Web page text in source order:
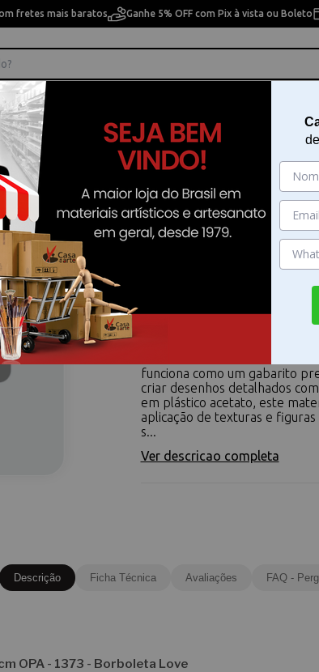
fretes mais baratos Ganhe 5% OFF com Pix à vista ou Boleto
Para Pintura 14x14 cm OPA - 1373 - Borboleta Love
Stencil Duplo De
14x14 cm OPA - 1373 -
Stencil Duplo De Acetato
funciona como um gabarito
criar desenhos detalhados
em plástico acetato, este
aplicação de texturas e
s...
Ver descricao completa
Descrição Ficha Técnica Avaliações FAQ -
OPA - 1373 - Borboleta Love